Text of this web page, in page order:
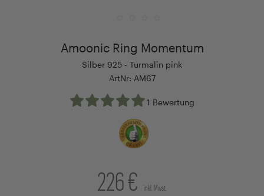
Amoonic Ring Momentum
Silber 925 - Turmalin pink
ArtNr: AM67
1 Bewertung
226 € inkl. Mwst.